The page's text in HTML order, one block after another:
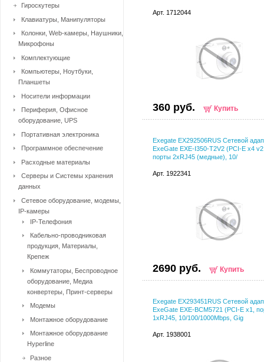
Арт. 1712044
360 руб. Купить
Exegate EX292506RUS Сетевой
ExeGate EXE-I350-T2V2 (PCI-E x4
порты 2xRJ45 (медные), 10/
Арт. 1922341
2690 руб. Купить
Exegate EX293451RUS Сетевой
ExeGate EXE-BCM5721 (PCI-E x1,
1xRJ45, 10/100/1000Mbps, Gig
Арт. 1938001
Гироскутеры
Клавиатуры, Манипуляторы
Колонки, Web-камеры, Наушники,
Микрофоны
Комплектующие
Компьютеры, Ноутбуки,
Планшеты
Носители информации
Периферия, Офисное
оборудование, UPS
Портативная электроника
Программное обеспечение
Расходные материалы
Серверы и Системы хранения
данных
Сетевое оборудование, модемы,
IP-камеры
IP-Телефония
Кабельно-проводниковая
продукция, Материалы,
Крепеж
Коммутаторы, Беспроводное
оборудование, Медиа
конвертеры, Принт-серверы
Модемы
Монтажное оборудование
Монтажное оборудование
Hyperline
Разное